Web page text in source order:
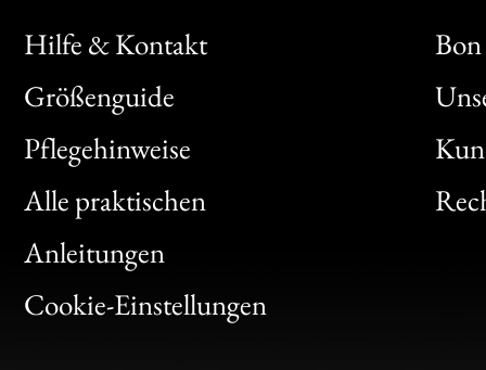
Hilfe & Kontakt
Größenguide
Pflegehinweise
Alle praktischen
Anleitungen
Cookie-Einstellungen
Bon
Clic